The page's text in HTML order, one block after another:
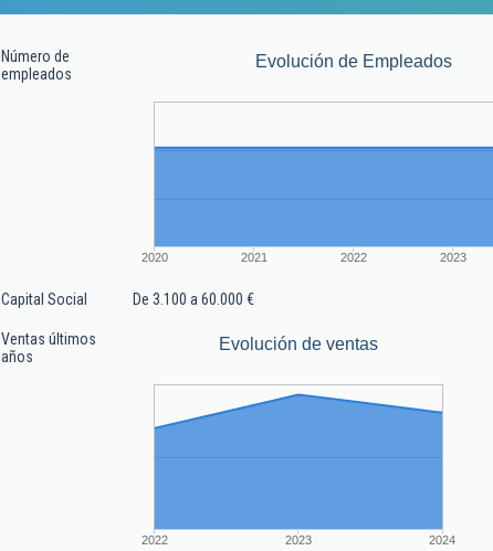
Número de
empleados
Evolución de Empleados
2020 2021 2022 2023
Capital Social De 3.100 a 60.000 €
Ventas últimos
años
Evolución de ventas
2022 2023 2024